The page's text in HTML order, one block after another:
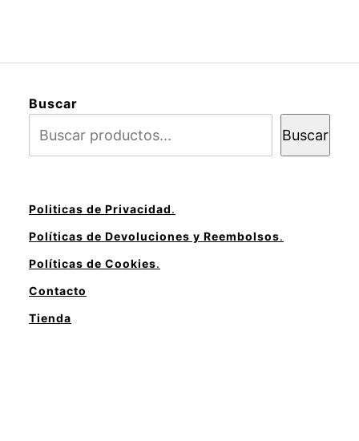
Buscar
Buscar
Politicas de Privacidad.
Políticas de Devoluciones y Reembolsos.
Políticas de Cookies.
Contacto
Tienda